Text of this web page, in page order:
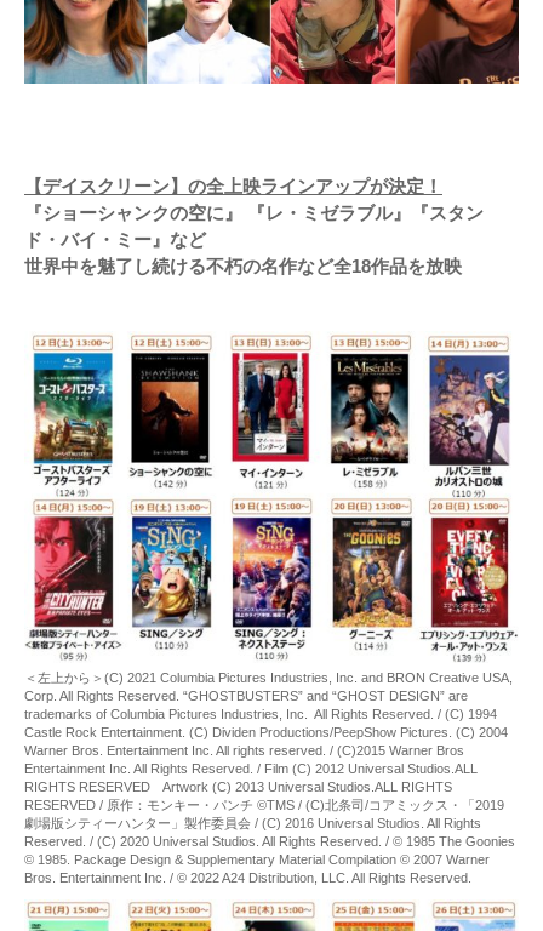
【デイスクリーン】の全上映ラインアップが決定！
『ショーシャンクの空に』 『レ・ミゼラブル』『スタン
ド・バイ・ミー』など
世界中を魅了し続ける不朽の名作など全18作品を放映
＜左上から＞(C) 2021 Columbia Pictures Industries, Inc. and BRON Creative USA,
Corp. All Rights Reserved. “GHOSTBUSTERS” and “GHOST DESIGN” are
trademarks of Columbia Pictures Industries, Inc. All Rights Reserved. / (C) 1994
Castle Rock Entertainment. (C) Dividen Productions/PeepShow Pictures. (C) 2004
Warner Bros. Entertainment Inc. All rights reserved. / (C)2015 Warner Bros
Entertainment Inc. All Rights Reserved. / Film (C) 2012 Universal Studios.ALL
RIGHTS RESERVED Artwork (C) 2013 Universal Studios.ALL RIGHTS
RESERVED / 原作：モンキー・パンチ ©TMS / (C)北条司/コアミックス・「2019
劇場版シティーハンター」製作委員会 / (C) 2016 Universal Studios. All Rights
Reserved. / (C) 2020 Universal Studios. All Rights Reserved. / © 1985 The Goonies
© 1985. Package Design & Supplementary Material Compilation © 2007 Warner
Bros. Entertainment Inc. / © 2022 A24 Distribution, LLC. All Rights Reserved.